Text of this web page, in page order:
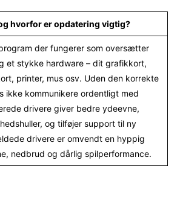
hvorfor er opdatering vigtig?
der fungerer som oversætter
et stykke hardware – dit grafikkort,
printer, mus osv. Uden den korrekte
ikke kommunikere ordentligt med
drivere giver bedre ydeevne,
og tilføjer support til ny
drivere er omvendt en hyppig
nedbrud og dårlig spilperformance.